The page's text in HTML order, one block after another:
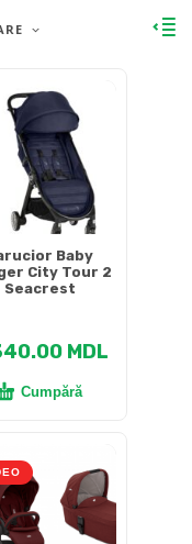
Baby
City Tour 2
Seacrest
MDL
Cumpără